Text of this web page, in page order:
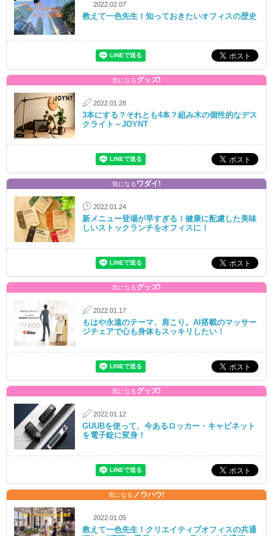
2022.02.07
教えて一色先生！知っておきたいオフィスの歴史
気になるグッズ!
2022.01.28
3本にする？それとも4本？組み木の個性的なデス
クライト～JOYNT
気になるワダイ!
2022.01.24
新メニュー登場が早すぎる！健康に配慮した美味
しいストックランチをオフィスに！
気になるグッズ!
2022.01.17
もはや永遠のテーマ、肩こり。AI搭載のマッサー
ジチェアで心も身体もスッキリしたい！
気になるグッズ!
2022.01.12
GUUBを使って、今あるロッカー・キャビネット
を電子錠に変身！
気になるノウハウ!
2022.01.05
教えて一色先生！クリエイティブオフィスの共通